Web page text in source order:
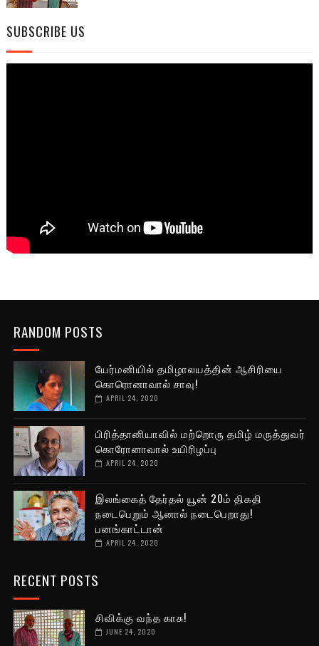
SUBSCRIBE US
RANDOM POSTS
யேர்மனியில் தமிழாலயத்தின் ஆசிரியை
கொரொனாவால் சாவு!
APRIL 24, 2020
பிரித்தானியாவில் மற்றொரு தமிழ் மருத்துவர்
கொரோனாவால் உயிரிழப்பு
APRIL 24, 2020
இலங்கைத் தேர்தல் யூன் 20ம் திகதி
நடைபெறும் ஆனால் நடைபெறாது!
பனங்காட்டான்
APRIL 24, 2020
RECENT POSTS
சிவிக்கு வந்த காசு!
JUNE 24, 2020